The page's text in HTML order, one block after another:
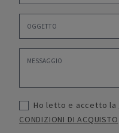
Ho letto e accetto la
CONDIZIONI DI ACQUISTO